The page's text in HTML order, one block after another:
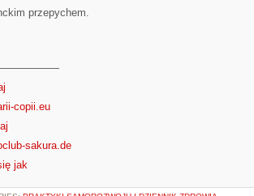
przepychem.
copii.eu
sakura.de
jak